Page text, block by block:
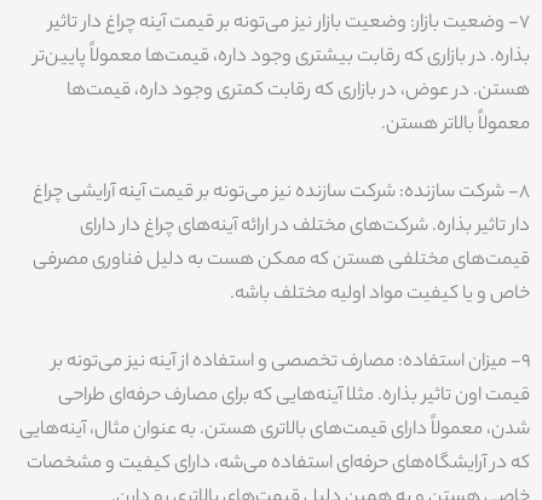
7- وضعیت بازار: وضعیت بازار نیز می‌تونه بر قیمت آینه چراغ دار تاثیر
بذاره. در بازاری که رقابت بیشتری وجود داره، قیمت‌ها معمولاً پایین‌تر
هستن. در عوض، در بازاری که رقابت کمتری وجود داره، قیمت‌ها
معمولاً بالاتر هستن.
8- شرکت سازنده: شرکت سازنده نیز می‌تونه بر قیمت آینه آرایشی چراغ
دار تاثیر بذاره. شرکت‌های مختلف در ارائه آینه‌های چراغ دار دارای
قیمت‌های مختلفی هستن که ممکن هست به دلیل فناوری مصرفی
خاص و یا کیفیت مواد اولیه مختلف باشه.
9- میزان استفاده: مصارف تخصصی و استفاده از آینه نیز می‌تونه بر
قیمت اون تاثیر بذاره. مثلا آینه‌هایی که برای مصارف حرفه‌ای طراحی
شدن، معمولاً دارای قیمت‌های بالاتری هستن. به عنوان مثال، آینه‌هایی
که در آرایشگاه‌های حرفه‌ای استفاده می‌شه، دارای کیفیت و مشخصات